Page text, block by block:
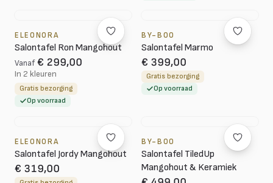
ELEONORA
Salontafel Ron Mangohout
Vanaf € 299,00
In 2 kleuren
Gratis bezorging
Op voorraad
BY-BOO
Salontafel Marmo
€ 399,00
Gratis bezorging
Op voorraad
ELEONORA
Salontafel Jordy Mangohout
€ 319,00
BY-BOO
Salontafel TiledUp
Mangohout & Keramiek